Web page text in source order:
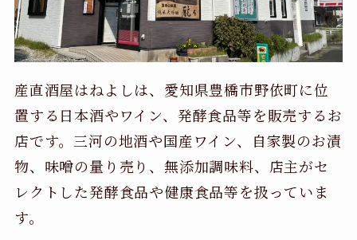
産直酒屋はねよしは、愛知県豊橋市野依町に位
置する日本酒やワイン、発酵食品等を販売するお
店です。三河の地酒や国産ワイン、自家製のお漬
物、味噌の量り売り、無添加調味料、店主がセ
レクトした発酵食品や健康食品等を扱っていま
す。